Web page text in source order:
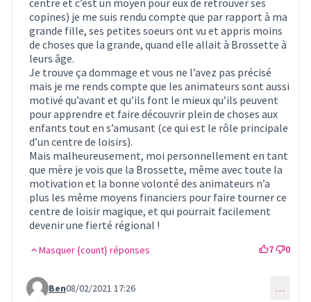
copines) je me suis rendu compte que par rapport à ma
grande fille, ses petites soeurs ont vu et appris moins
de choses que la grande, quand elle allait à Brossette à
leurs âge.
Je trouve ça dommage et vous ne l’avez pas précisé
mais je me rends compte que les animateurs sont aussi
motivé qu’avant et qu’ils font le mieux qu’ils peuvent
pour apprendre et faire découvrir plein de choses aux
enfants tout en s’amusant (ce qui est le rôle principale
d’un centre de loisirs).
Mais malheureusement, moi personnellement en tant
que mère je vois que la Brossette, même avec toute la
motivation et la bonne volonté des animateurs n’a
plus les même moyens financiers pour faire tourner ce
centre de loisir magique, et qui pourrait facilement
devenir une fierté régional !
Masquer {count} réponses 7 0
Commentaire 250 (réponse au commentaire 248)
Ben08/02/2021 17:26 …